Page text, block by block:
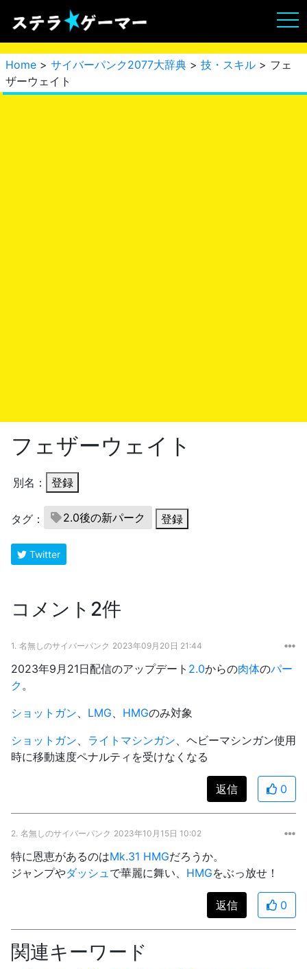
Home > サイバーパンク2077大辞典 > 技・スキル > フェ
ザーウェイト
フェザーウェイト
別名： 登録
タグ： 2.0後の新パーク 登録
Twitter
コメント2件
1. 名無しのサイバーパンク 2023年09月20日 21:44
2023年9月21日配信のアップデート 2.0からの肉体のパー
ク 。
ショットガン
LMG HMGのみ対象
ショットガン
ライトマシンガン 、ヘビーマシンガン使用
時に移動速度ペナルティを受けなくなる
返信 0
2. 名無しのサイバーパンク 2023年10月15日 10:02
特に恩恵があるのはMk.31 HMGだろうか。
ジャンプやダッシュ で華麗に舞い、 HMGをぶっ放せ！
返信 0
関連キーワード